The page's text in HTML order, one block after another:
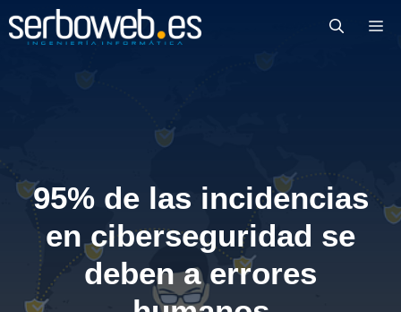
Saltar
al
95% de las incidencias
en ciberseguridad se
deben a errores